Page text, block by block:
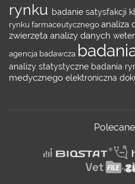
rynku badanie satysfakcji
rynku farmaceutycznegoanaliza
zwierzęta analizy danych
agencja badawcza
analizy statystyczne badania
medycznego elektroniczna